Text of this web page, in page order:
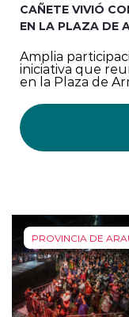
CAÑETE VIVIÓ
EN LA PLAZA DE
Amplia
iniciativa que
en la Plaza de
PROVINCIA DE